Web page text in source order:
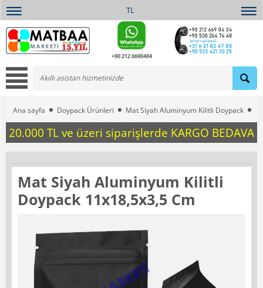
TL
+90 212 6690404
Ana sayfa Doypack Ürünleri Mat Siyah Aluminyum Kilitli Doypack
20.000 TL ve üzeri siparişlerde KARGO BEDAVA
Mat Siyah Aluminyum Kilitli
Doypack 11x18,5x3,5 Cm